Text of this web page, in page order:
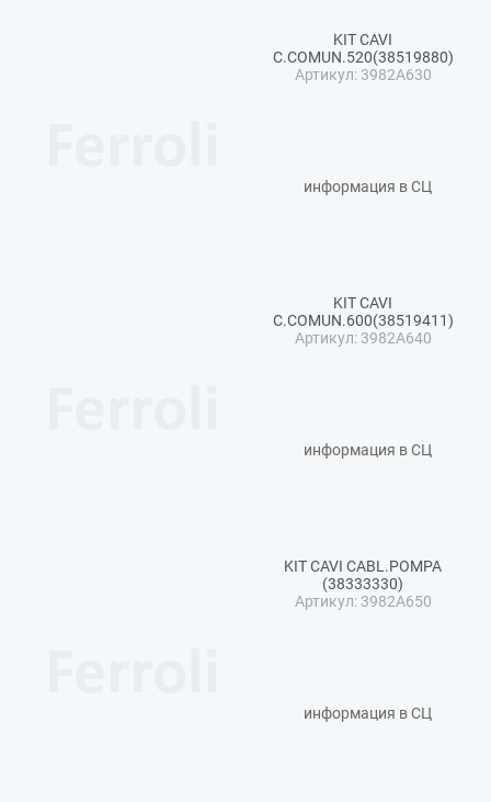
KIT CAVI
C.COMUN.520(38519880)
Артикул: 3982A630
информация в СЦ
KIT CAVI
C.COMUN.600(38519411)
Артикул: 3982A640
информация в СЦ
KIT CAVI CABL.POMPA
(38333330)
Артикул: 3982A650
информация в СЦ